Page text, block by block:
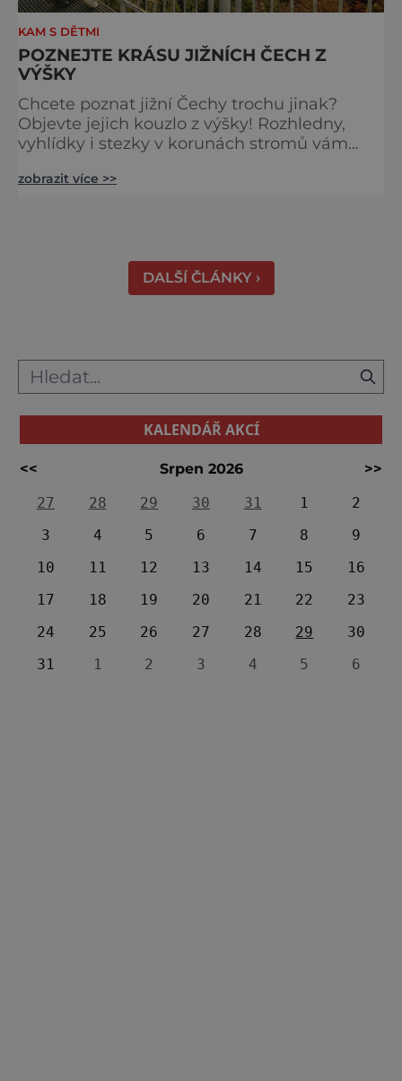
KAM S DĚTMI
POZNEJTE KRÁSU JIŽNÍCH ČECH Z
VÝŠKY
Chcete poznat jižní Čechy trochu jinak?
Objevte jejich kouzlo z výšky! Rozhledny,
vyhlídky i stezky v korunách stromů vám
města i Alpy v dálce. Ptačí pozorovatelna
zobrazit více >>
DALŠÍ ČLÁNKY ›
KALENDÁŘ AKCÍ
<< Srpen 2026
>>
27
28 29 30 31 1
2
3
4 5 6 7 8
9
10
11 12 13 14 15
16
17
18 19 20 21 22
23
24
25 26 27 28 29
30
31
1 2 3 4 5 6